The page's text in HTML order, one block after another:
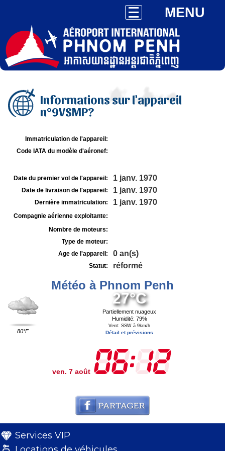
MENU
Informations sur l'appareil
n°9VSMP?
Immatriculation de l'appareil:
Code IATA du modèle d'aéronef:
Date du premier vol de l'appareil: 1 janv. 1970
Date de livraison de l'appareil: 1 janv. 1970
Dernière immatriculation: 1 janv. 1970
Compagnie aérienne exploitante:
Nombre de moteurs:
Type de moteur:
Age de l'appareil:
0 an(s)
Statut: réformé
Météo à Phnom Penh
80°F
27°C
Partiellement nuageux
Humidité: 79%
Vent: SSW à 9km/h
Détail et prévisions
ven. 7 août
Services VIP